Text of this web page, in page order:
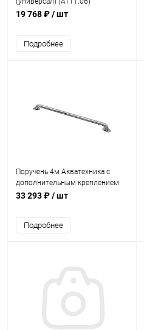
19 768 ₽/ шт
Подробнее
Поручень 4м Акватехника с
дополнительным креплением
(универсал) (AT11.14)
33 293 ₽/ шт
Подробнее